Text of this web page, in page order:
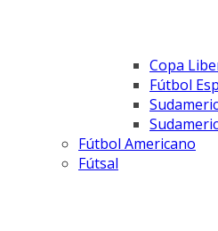
Copa
Fútbol
Fútbol Americano
Fútsal